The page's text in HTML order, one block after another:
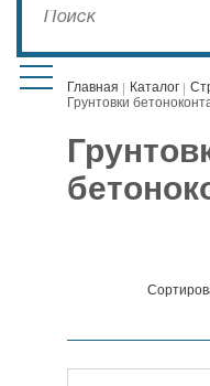
Отделочные
материалы
Сантехника,
и Пожарное
Главная Каталог
Грунтовки